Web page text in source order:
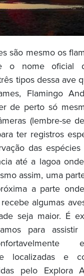
são mesmo os
o nome oficial
tipos dessa ave
Flamingo
de perto só
(lembre-se
ter registros
das
até a lagoa
assim, uma
a parte
algumas
seja maior. É
para
localizadas e
pelo Explora